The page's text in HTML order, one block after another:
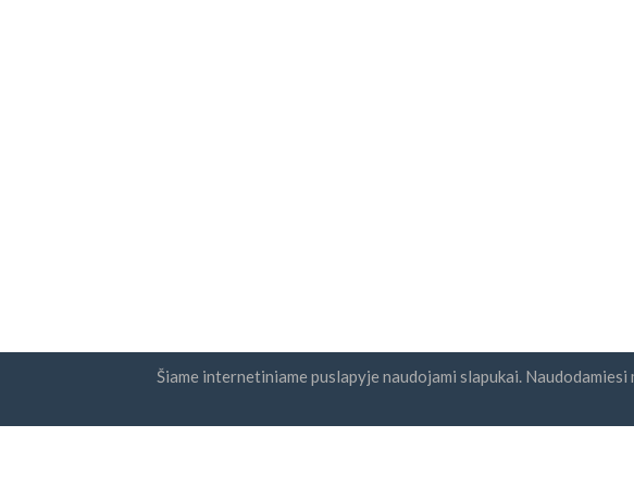
Šiame internetiniame puslapyje naudojami slapukai.